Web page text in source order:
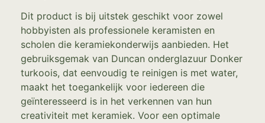
Dit product is bij uitstek geschikt voor zowel
hobbyisten als professionele keramisten en
scholen die keramiekonderwijs aanbieden. Het
gebruiksgemak van Duncan onderglazuur Donker
turkoois, dat eenvoudig te reinigen is met water,
maakt het toegankelijk voor iedereen die
geïnteresseerd is in het verkennen van hun
creativiteit met keramiek. Voor een optimale